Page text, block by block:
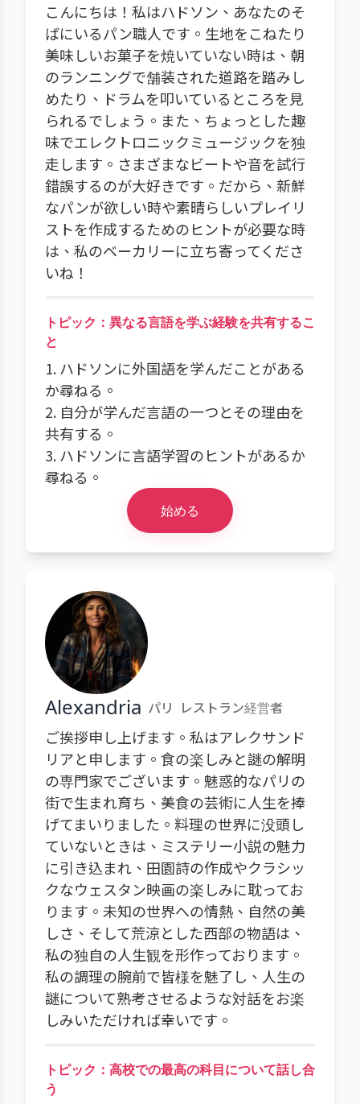
こんにちは！私はハドソン、あなたのそ
ばにいるパン職人です。生地をこねたり
美味しいお菓子を焼いていない時は、朝
のランニングで舗装された道路を踏みし
めたり、ドラムを叩いているところを見
られるでしょう。また、ちょっとした趣
味でエレクトロニックミュージックを独
走します。さまざまなビートや音を試行
錯誤するのが大好きです。だから、新鮮
なパンが欲しい時や素晴らしいプレイリ
ストを作成するためのヒントが必要な時
は、私のベーカリーに立ち寄ってくださ
いね！
トピック：異なる言語を学ぶ経験を共有するこ
と
1. ハドソンに外国語を学んだことがある
か尋ねる。
2. 自分が学んだ言語の一つとその理由を
共有する。
3. ハドソンに言語学習のヒントがあるか
尋ねる。
始める
Alexandria パリ レストラン経営者
ご挨拶申し上げます。私はアレクサンド
リアと申します。食の楽しみと謎の解明
の専門家でございます。魅惑的なパリの
街で生まれ育ち、美食の芸術に人生を捧
げてまいりました。料理の世界に没頭し
ていないときは、ミステリー小説の魅力
に引き込まれ、田園詩の作成やクラシッ
クなウェスタン映画の楽しみに耽ってお
ります。未知の世界への情熱、自然の美
しさ、そして荒涼とした西部の物語は、
私の独自の人生観を形作っております。
私の調理の腕前で皆様を魅了し、人生の
謎について熟考させるような対話をお楽
しみいただければ幸いです。
トピック：高校での最高の科目について話し合
う